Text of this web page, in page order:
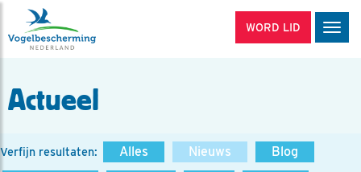
WORD LID
Actueel
Verfijn resultaten: Alles Nieuws
Blog